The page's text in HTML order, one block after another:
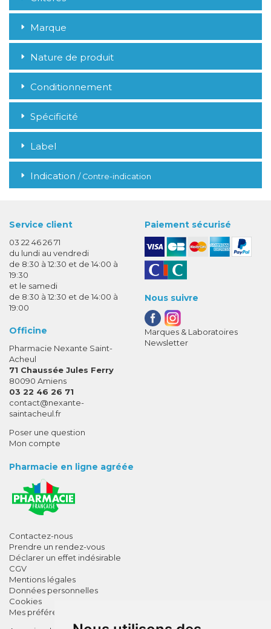
Marque
Nature de produit
Conditionnement
Spécificité
Label
Indication / Contre-indication
Service client
03 22 46 26 71
du lundi au vendredi
de 8:30 à 12:30 et de 14:00 à
19:30
et le samedi
de 8:30 à 12:30 et de 14:00 à
19:00
Officine
Pharmacie Nexante Saint-
Acheul
71 Chaussée Jules Ferry
80090 Amiens
03 22 46 26 71
contact-
@-
nexante-
saintacheul.fr
Poser une question
Mon compte
Paiement sécurisé
Nous suivre
Marques & Laboratoires
Newsletter
Pharmacie en ligne agréée
Contactez-nous
Prendre un rendez-vous
Déclarer un effet indésirable
CGV
Mentions légales
Données personnelles
Cookies
Mes préférences Cookies